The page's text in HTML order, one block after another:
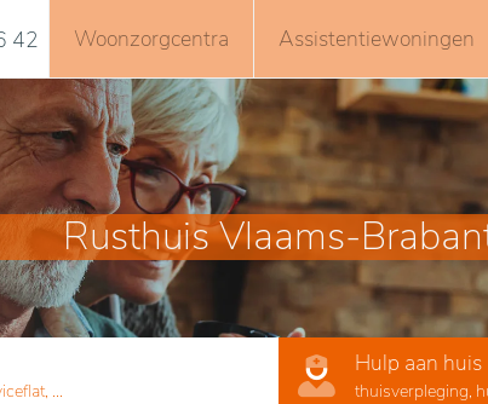
42 Woonzorgcentra Assistentiewoningen
Rusthuis Vlaams-
...
Hulp aan huis
thuisverpleging,